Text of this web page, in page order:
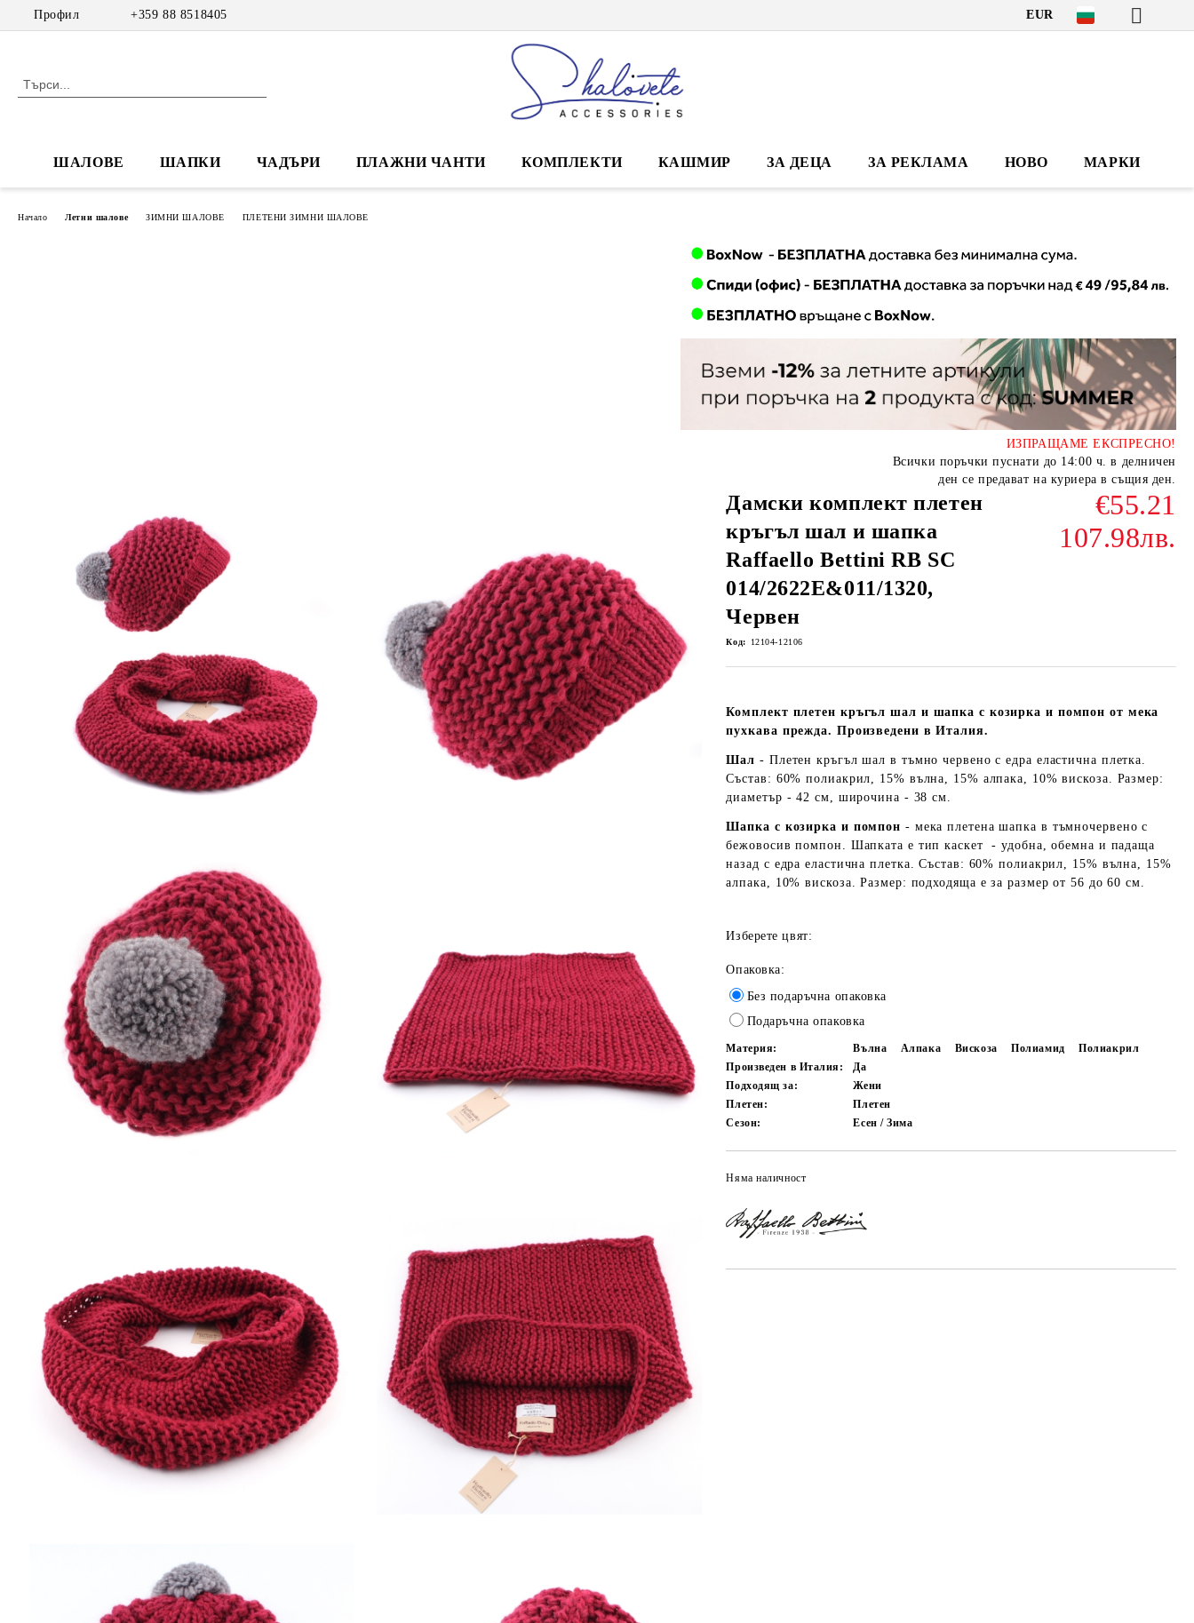
Профил +359 88 8518405 EUR
ШАЛОВЕ ШАПКИ ЧАДЪРИ ПЛАЖНИ ЧАНТИ КОМПЛЕКТИ КАШМИР ЗА ДЕЦА ЗА РЕКЛАМА НОВО МАРКИ
Начало Летни шалове ЗИМНИ ШАЛОВЕ ПЛЕТЕНИ ЗИМНИ ШАЛОВЕ
ИЗПРАЩАМЕ ЕКСПРЕСНО!
Всички поръчки пуснати до 14:00 ч. в делничен
ден се предават на куриера в същия ден.
Дамски комплект плетен
кръгъл шал и шапка
Raffaello Bettini RB SC
014/2622E&011/1320,
Червен
€55.21
107.98лв.
Код: 12104-12106
Комплект плетен кръгъл шал и шапка с козирка и помпон от мека
пухкава прежда. Произведени в Италия.
Шал- Плетен кръгъл шал в тъмно червено с едра еластична плетка.
Състав: 60% полиакрил, 15% вълна, 15% алпака, 10% вискоза. Размер:
диаметър - 42 см, широчина - 38 см.
Шапка с козирка и помпон - мека плетена шапка в тъмночервено с
бежовосив помпон. Шапката е тип каскет - удобна, обемна и падаща
назад с едра еластична плетка. Състав: 60% полиакрил, 15% вълна, 15%
алпака, 10% вискоза. Размер: подходяща е за размер от 56 до 60 см.
Изберете цвят:
Опаковка:
Без подаръчна опаковка
Подаръчна опаковка
Материя: Вълна Алпака Вискоза Полиамид
Полиакрил
Произведен в Италия:
Да
Подходящ за:
Жени
Плетен:
Плетен
Сезон:
Есен / Зима
Няма наличност